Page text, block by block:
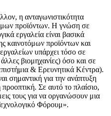
η ανταγωνιστικότητα
προϊόντων. Η γνώση σε
εργαλεία είναι βασικά
καινοτόμων προϊόντων και
υπάρχει τόσο σε
βιομηχανίες) όσο και σε
& Ερευνητικά Κέντρα).
σημαντική για την ανάπτυξη
Σε αυτό το πλαίσιο,
τους για να οργανώσουν μια
Φόρουμ».